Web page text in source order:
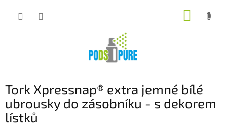
Tork Xpressnap® extra jemné bílé
ubrousky do zásobníku - s dekorem
lístků